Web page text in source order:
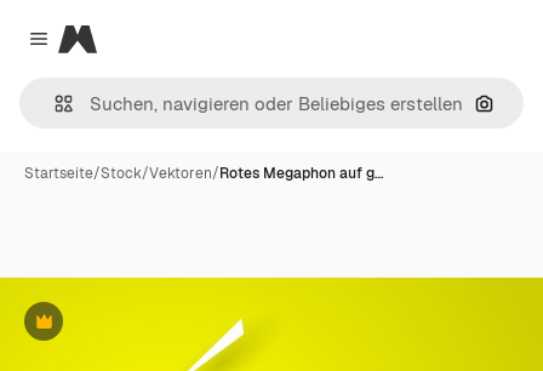
Close menu
Magnific
Nach
Startseite/Stock/Vektoren/Rotes Megaphon auf g…
Premium